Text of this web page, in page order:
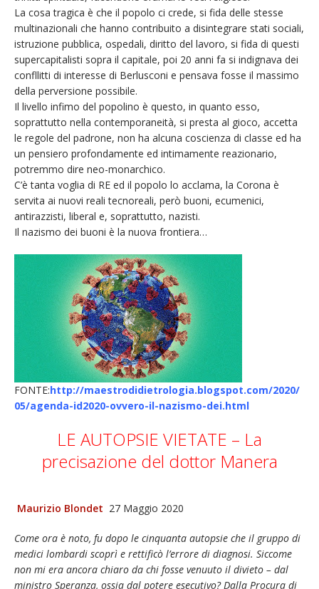
La cosa tragica è che il popolo ci crede, si fida delle stesse
multinazionali che hanno contribuito a disintegrare stati sociali,
istruzione pubblica, ospedali, diritto del lavoro, si fida di questi
supercapitalisti sopra il capitale, poi 20 anni fa si indignava dei
confllitti di interesse di Berlusconi e pensava fosse il massimo
della perversione possibile.
Il livello infimo del popolino è questo, in quanto esso,
soprattutto nella contemporaneità, si presta al gioco, accetta
le regole del padrone, non ha alcuna coscienza di classe ed ha
un pensiero profondamente ed intimamente reazionario,
potremmo dire neo-monarchico.
C’è tanta voglia di RE ed il popolo lo acclama, la Corona è
servita ai nuovi reali tecnoreali, però buoni, ecumenici,
antirazzisti, liberal e, soprattutto, nazisti.
Il nazismo dei buoni è la nuova frontiera…
FONTE:http://maestrodidietrologia.blogspot.com/2020/
05/agenda-id2020-ovvero-il-nazismo-dei.html
LE AUTOPSIE VIETATE – La
precisazione del dottor Manera
Maurizio Blondet 27 Maggio 2020
Come ora è noto, fu dopo le cinquanta autopsie che il gruppo di
medici lombardi scoprì e rettificò l’errore di diagnosi. Siccome
non mi era ancora chiaro da chi fosse venuuto il divieto – dal
ministro Speranza, ossia dal potere esecutivo? Dalla Procura di